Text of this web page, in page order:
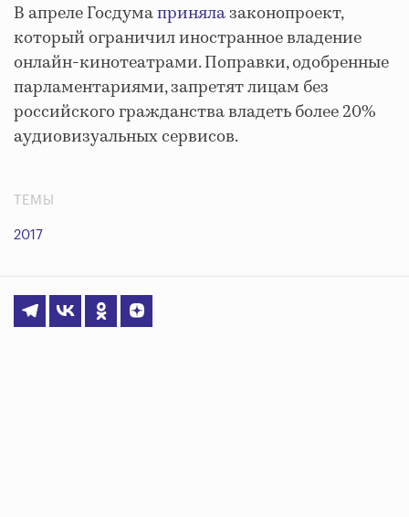
В апреле Госдумапринялазаконопроект,
который ограничил иностранное владение
онлайн-кинотеатрами. Поправки, одобренные
парламентариями, запретят лицам без
российского гражданства владеть более 20%
аудиовизуальных сервисов.
ТЕМЫ
2017